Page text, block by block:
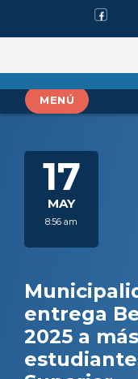
MENÚ
17
MAY
8:56 am
entrega
2025 a